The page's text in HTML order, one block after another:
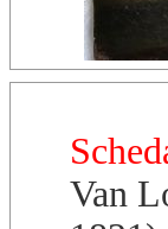
Van